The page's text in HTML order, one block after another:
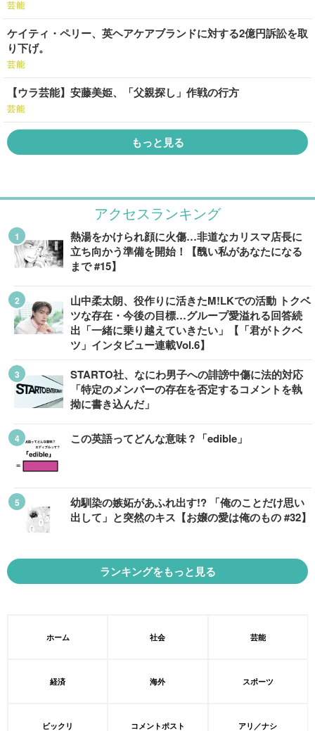
芸能
ケイティ・ペリー、英ヘアケアブランドに対する2億円訴訟を取
り下げ。
芸能
【ウラ芸能】安藤美姫、「父親探し」作戦の行方
芸能
もっと見る
アクセスランキング
熱湯をかけられ顔に火傷…非道なカリスマ店長に
立ち向かう準備を開始！【醜い私があなたになる
まで #15】
山中柔太朗、役作りに活きたM!LKでの活動 トクベ
ツな存在・今後の目標…グループ愛溢れる回答続
出「一緒に乗り越えていきたい」【「君がトクベ
ツ」インタビュー連載Vol.6】
STARTO社、なにわ男子への誹謗中傷に法的対応
「特定のメンバーの存在を否定するコメントを執
拗に書き込んだ」
この英語ってどんな意味？「edible」
幼馴染の嫉妬があふれ出す!? 「俺のことだけ思い
出して」と突然のキス【お嬢の愛は俺のもの #32】
ランキングをもっと見る
ホーム 社会 芸能
経済 海外 スポーツ
ビックリ コメントポスト アリ／ナシ